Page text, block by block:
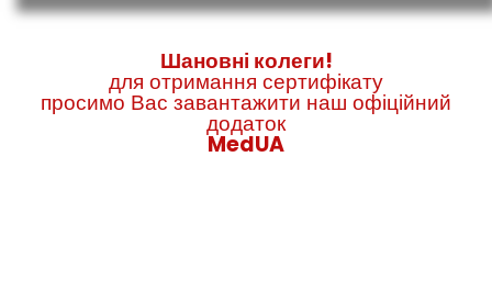
Шановні колеги!
для отримання сертифікату
просимо Вас завантажити наш офіційний
додаток
MedUA